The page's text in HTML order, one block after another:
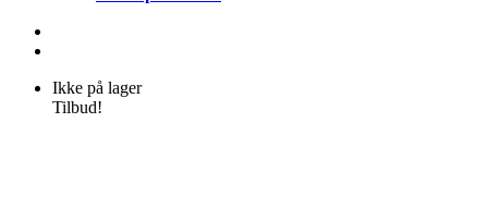
Ikke på lager
Tilbud!